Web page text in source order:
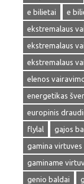
e bilietai
e
ekstremalaus
ekstremalaus
ekstremalaus
elenos
energetikas
europinis
flylal
gajos
gamina virtuves
gaminame
genio baldai